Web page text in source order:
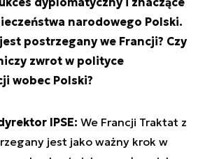
narodowego Polski.
postrzegany we Francji? Czy
zwrot w polityce
wobec Polski?
IPSE: We Francji Traktat z
jest jako ważny krok w